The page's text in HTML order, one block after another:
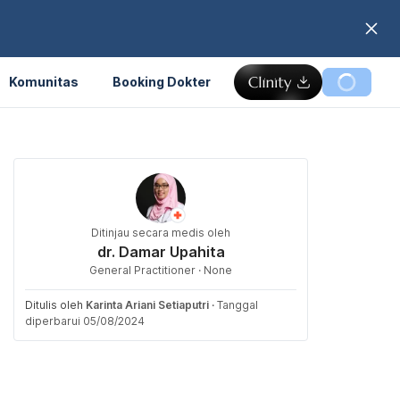
Komunitas Booking Dokter
Ditinjau secara medis oleh
dr. Damar Upahita
General Practitioner · None
Ditulis oleh Karinta Ariani Setiaputri · Tanggal
diperbarui 05/08/2024